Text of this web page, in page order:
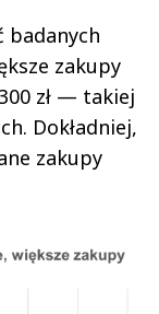
badanych
zakupy
zł — takiej
Dokładniej,
zakupy